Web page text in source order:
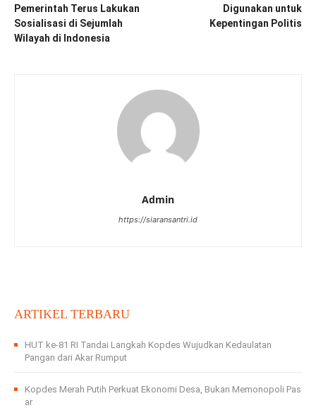
Pemerintah Terus Lakukan
Sosialisasi di Sejumlah
Wilayah di Indonesia
Digunakan untuk
Kepentingan Politis
Admin
https://siaransantri.id
ARTIKEL TERBARU
HUT ke-81 RI Tandai Langkah Kopdes Wujudkan Kedaulatan
Pangan dari Akar Rumput
Kopdes Merah Putih Perkuat Ekonomi Desa, Bukan Memonopoli Pas
ar